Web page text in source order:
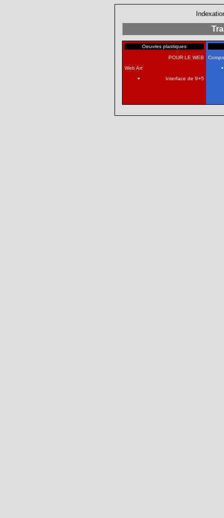
Oeuvres plastiques
POUR LE WEB
Web Art
Interface de 9+5